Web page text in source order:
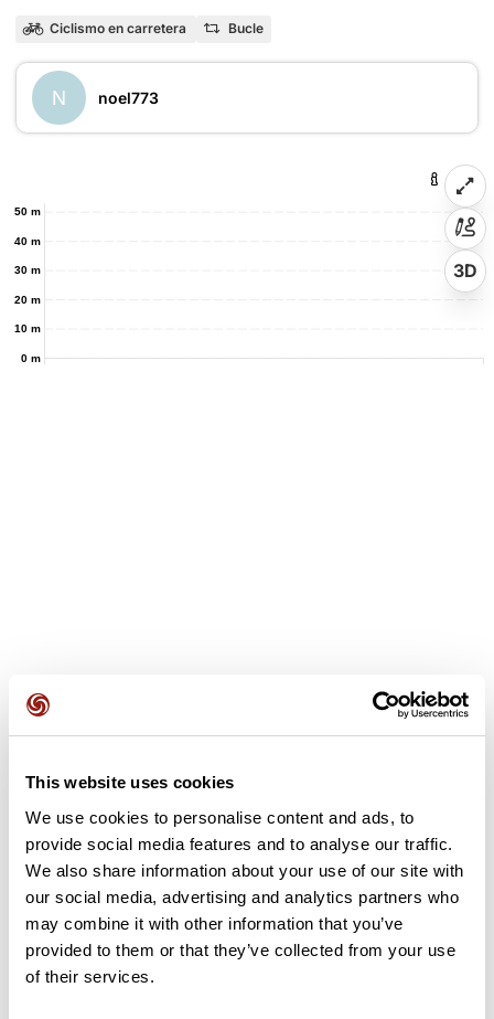
This website uses cookies
We use cookies to personalise content and ads, to
provide social media features and to analyse our traffic.
We also share information about your use of our site with
our social media, advertising and analytics partners who
may combine it with other information that you’ve
provided to them or that they’ve collected from your use
of their services.
Ciclismo en carretera Bucle
N noel773
0 m
10 m
20 m
30 m
40 m
50 m
3D
Opiniones de los usuarios
Este recorrido aún no contiene opiniones. ¿Ya lo has
completado? ¡Deja la primera opinión!
Añadir una opinión